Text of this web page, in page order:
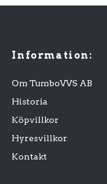
Information:
Om TumboVVS AB
Historia
Köpvillkor
Hyresvillkor
Kontakt